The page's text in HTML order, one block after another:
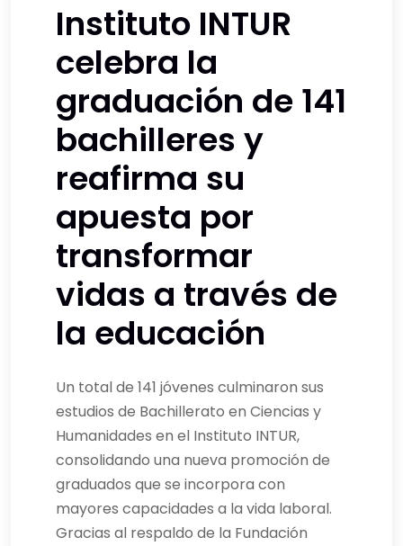
Instituto INTUR
celebra la
graduación de 141
bachilleres y
reafirma su
apuesta por
transformar
vidas a través de
la educación
Un total de 141 jóvenes culminaron sus
estudios de Bachillerato en Ciencias y
Humanidades en el Instituto INTUR,
consolidando una nueva promoción de
graduados que se incorpora con
mayores capacidades a la vida laboral.
Gracias al respaldo de la Fundación